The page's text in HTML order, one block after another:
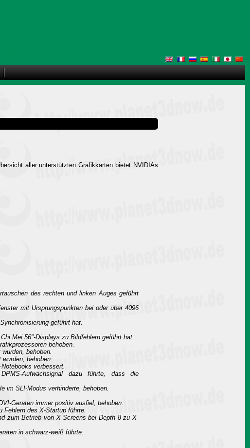
aller unterstützten Grafikkarten bietet NVIDIAs
des rechten und linken Auges geführt
mit Ursprungspunkten bei oder über 4096
geführt hat.
Mei 56"-Displays zu Bildfehlern geführt hat.
behoben.
behoben.
behoben.
verbessert.
Aufwachsignal dazu führte, dass die
im SLI-Modus verhinderte, behoben.
Geräten immer positiv ausfiel, behoben.
des X-Startup führte.
zum Betrieb von X-Screens bei Depth 8 zu X-
in schwarz-weiß führte.